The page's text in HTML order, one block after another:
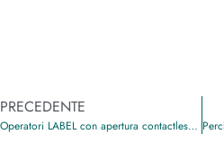
PRECEDENTE
Operatori LABEL con apertura contactless in pronta consegna: perfetti anche per automatizzare porte già installate